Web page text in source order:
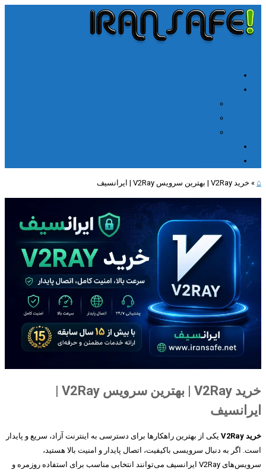
⌂
» خرید V2Ray | بهترین سرویس V2Ray | ایرانسیف
خرید V2Ray | بهترین سرویس V2Ray |
ایرانسیف
خرید V2Ray
یکی از بهترین راهکارها برای دسترسی به اینترنت آزاد، سریع و پایدار
است. اگر به دنبال سرویسی باکیفیت، اتصال پایدار و امنیت بالا هستید،
سرویس‌های V2Ray ایرانسیف می‌توانند انتخابی مناسب برای استفاده روزمره و